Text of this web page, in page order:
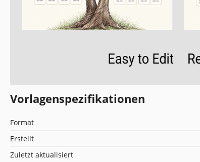
Vorlagenspezifikationen
Format
Erstellt
Zuletzt aktualisiert